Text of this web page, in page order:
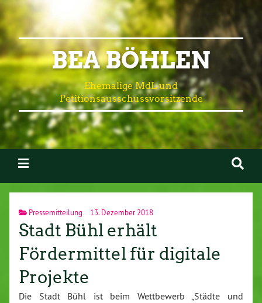
BEA BÖHLEN
Ehemalige MdL und
Petitionsausschussvorsitzende
Pressemitteilung 13. Dezember 2018
Stadt Bühl erhält
Fördermittel für digitale
Projekte
Die Stadt Bühl ist beim Wettbewerb „Städte und